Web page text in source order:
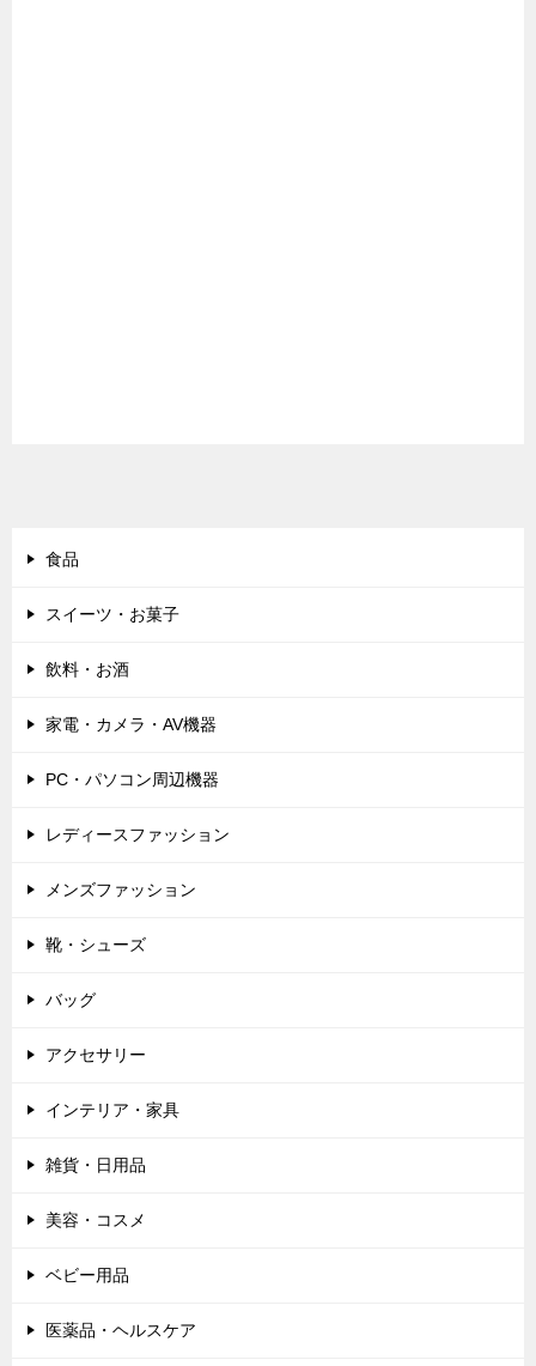
食品
スイーツ・お菓子
飲料・お酒
家電・カメラ・AV機器
PC・パソコン周辺機器
レディースファッション
メンズファッション
靴・シューズ
バッグ
アクセサリー
インテリア・家具
雑貨・日用品
美容・コスメ
ベビー用品
医薬品・ヘルスケア